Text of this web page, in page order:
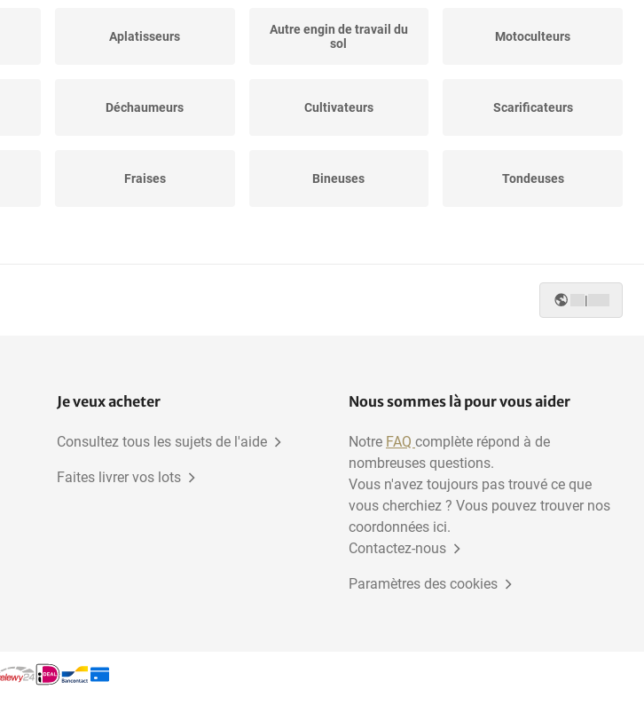
Aplatisseurs
Autre engin de travail du
sol
Motoculteurs
Déchaumeurs Cultivateurs Scarificateurs
Fraises Bineuses Tondeuses
|
Je veux acheter
Consultez tous les sujets de l'aide
Faites livrer vos lots
Nous sommes là pour vous aider
Notre FAQ complète répond à de
nombreuses questions.
Vous n'avez toujours pas trouvé ce que
vous cherchiez ? Vous pouvez trouver nos
coordonnées ici.
Contactez-nous
Paramètres des cookies